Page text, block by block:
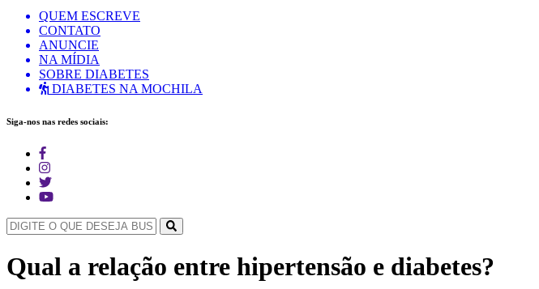
QUEM ESCREVE
CONTATO
ANUNCIE
NA MÍDIA
SOBRE DIABETES
DIABETES NA MOCHILA
Siga-nos nas redes sociais:
Qual a relação entre hipertensão e diabetes?